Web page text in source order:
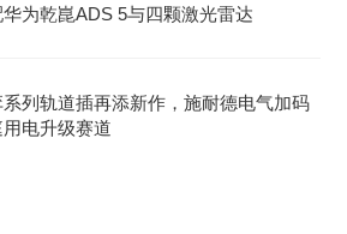
为乾崑ADS 5与四颗激光雷达
列轨道插再添新作，施耐德电气加码
电升级赛道